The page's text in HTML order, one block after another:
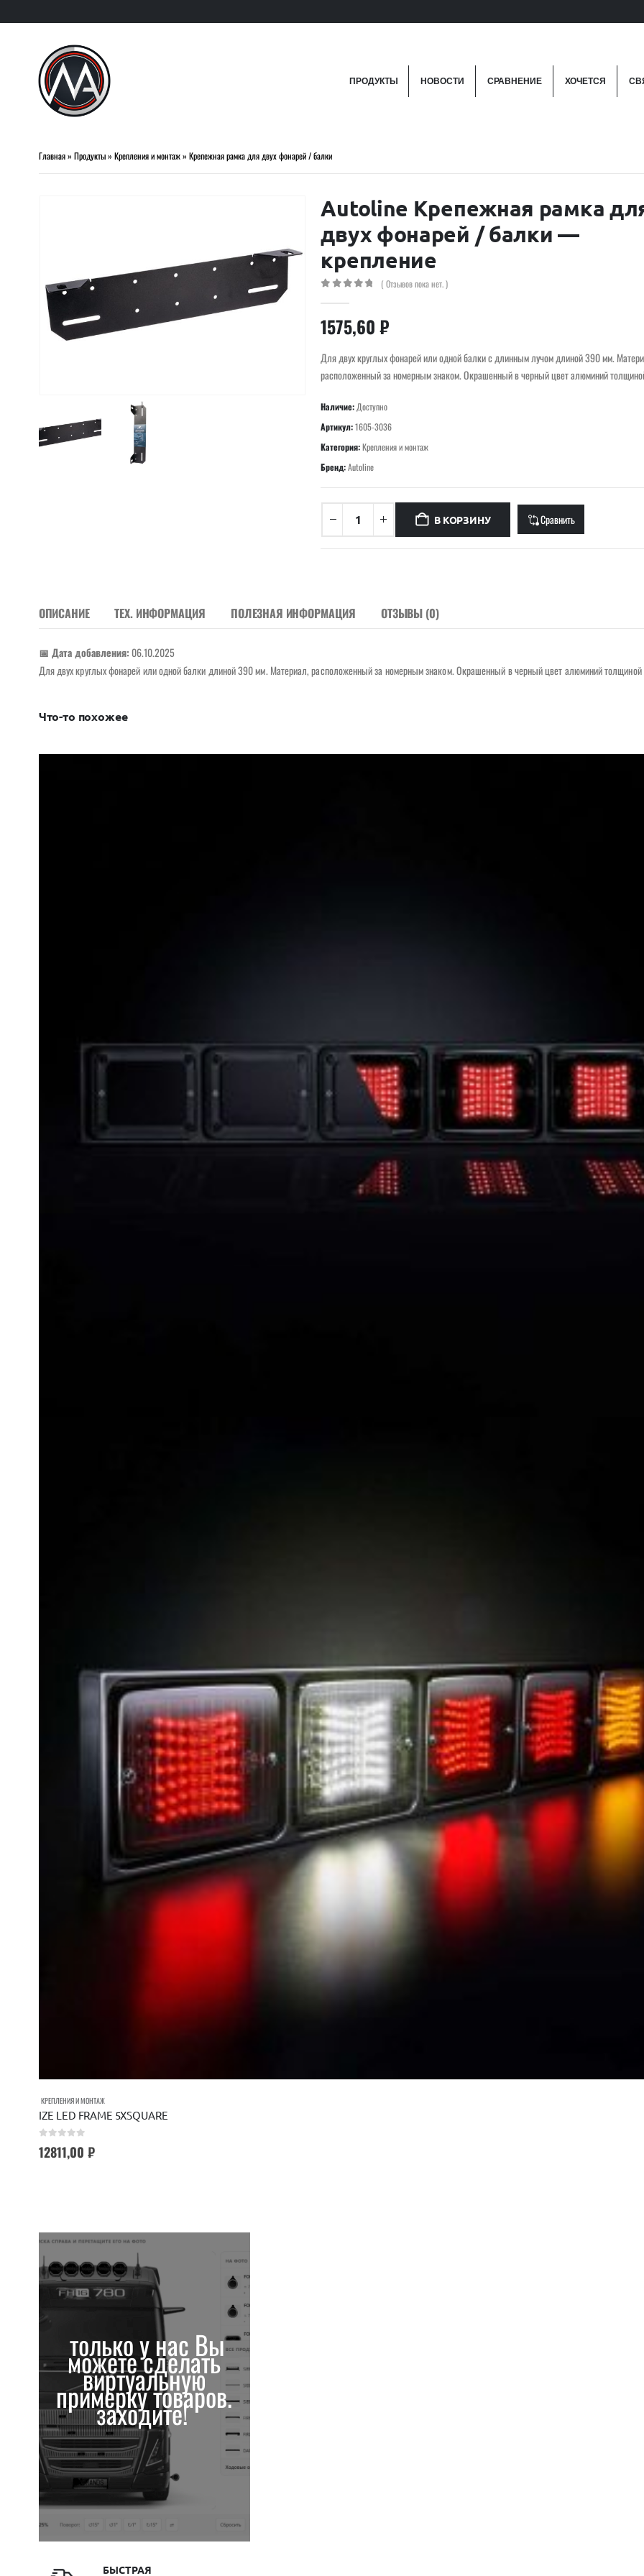
ПРОДУКТЫ НОВОСТИ СРАВНЕНИЕ ХОЧЕТСЯ
Главная» Продукты» Крепления и монтаж» Крепежная рамка для двух фонарей / балки
Autoline Крепежная рамка
двух фонарей / балки —
крепление
( Отзывов пока нет. )
1575,60₽
Для двух круглых фонарей или одной балки с длинным лучом длиной 390 мм.
расположенный за номерным знаком. Окрашенный в черный цвет алюминий
Наличие: Доступно
Артикул:1605-3036
Категория:Крепления и монтаж
Бренд:Autoline
В КОРЗИНУ Сравнить
ОПИСАНИЕ ТЕХ. ИНФОРМАЦИЯ ПОЛЕЗНАЯ ИНФОРМАЦИЯ ОТЗЫВЫ (0)
📅 Дата добавления:06.10.2025
Для двух круглых фонарей или одной балки длиной 390 мм. Материал, расположенный за номерным знаком. Окрашенный в черный цвет алюминий
Что-то похожее
КРЕПЛЕНИЯ И МОНТАЖ
IZE LED FRAME 5XSQUARE
12811,00 ₽
только у нас Вы
можете сделать
виртуальную
примерку товаров.
заходите!
БЫСТРАЯ